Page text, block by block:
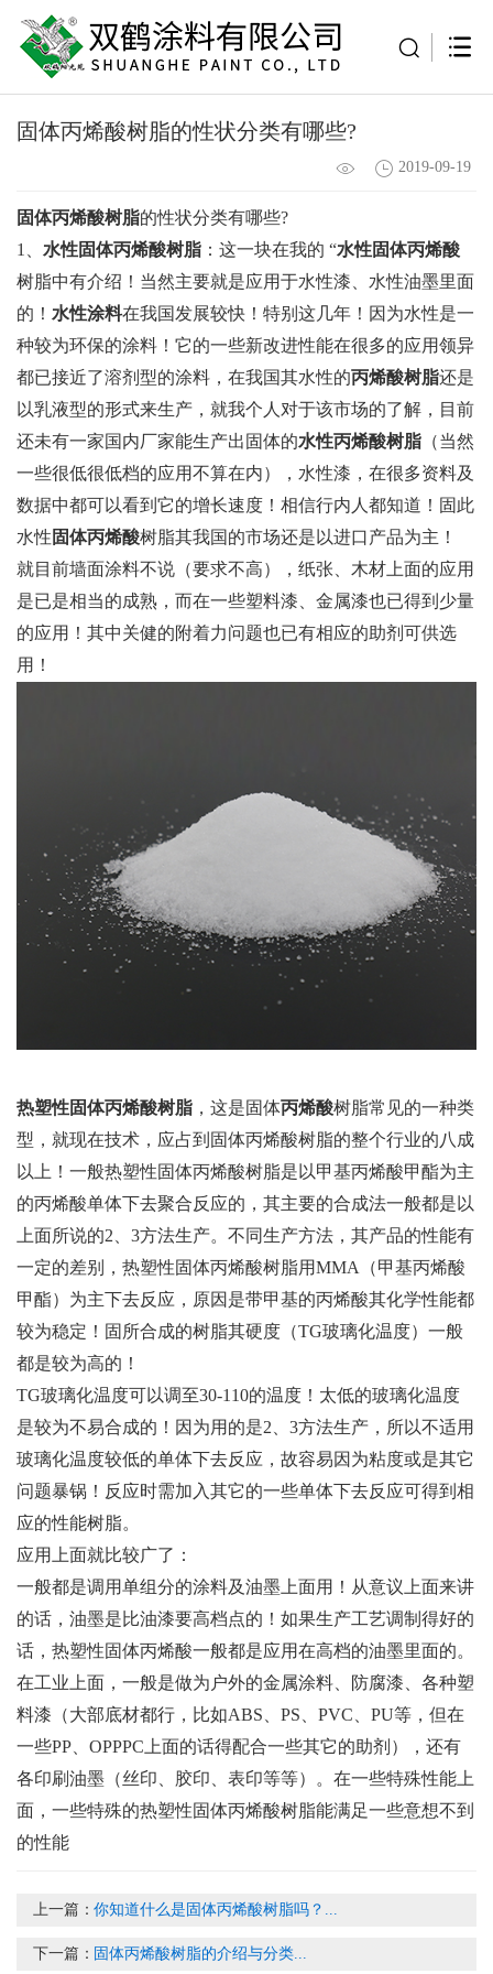
固体丙烯酸树脂的性状分类有哪些?
2019-09-19
固体丙烯酸树脂的性状分类有哪些?
1、 水性固体丙烯酸树脂 ：这一块在我的 “水性固体丙烯酸
树脂中有介绍！当然主要就是应用于水性漆、水性油墨里面
的！ 水性涂料在我国发展较快！特别这几年！因为水性是一
种较为环保的涂料！它的一些新改进性能在很多的应用领异
都已接近了溶剂型的涂料，在我国其水性的丙烯酸树脂还是
以乳液型的形式来生产，就我个人对于该市场的了解，目前
还未有一家国内厂家能生产出固体的水性丙烯酸树脂 （当然
一些很低很低档的应用不算在内），水性漆，在很多资料及
数据中都可以看到它的增长速度！相信行内人都知道！固此
水性 固体丙烯酸树脂其我国的市场还是以进口产品为主！
就目前墙面涂料不说（要求不高），纸张、木材上面的应用
是已是相当的成熟，而在一些塑料漆、金属漆也已得到少量
的应用！其中关健的附着力问题也已有相应的助剂可供选
用！
热塑性固体丙烯酸树脂 ，这是固体丙烯酸树脂常见的一种类
型，就现在技术，应占到固体丙烯酸树脂的整个行业的八成
以上！一般热塑性固体丙烯酸树脂是以甲基丙烯酸甲酯为主
的丙烯酸单体下去聚合反应的，其主要的合成法一般都是以
上面所说的2、3方法生产。不同生产方法，其产品的性能有
一定的差别，热塑性固体丙烯酸树脂用MMA（甲基丙烯酸
甲酯）为主下去反应，原因是带甲基的丙烯酸其化学性能都
较为稳定！固所合成的树脂其硬度（TG玻璃化温度）一般
都是较为高的！
TG玻璃化温度可以调至30-110的温度！太低的玻璃化温度
是较为不易合成的！因为用的是2、3方法生产，所以不适用
玻璃化温度较低的单体下去反应，故容易因为粘度或是其它
问题暴锅！反应时需加入其它的一些单体下去反应可得到相
应的性能树脂。
应用上面就比较广了：
一般都是调用单组分的涂料及油墨上面用！从意议上面来讲
的话，油墨是比油漆要高档点的！如果生产工艺调制得好的
话，热塑性固体丙烯酸一般都是应用在高档的油墨里面的。
在工业上面，一般是做为户外的金属涂料、防腐漆、各种塑
料漆（大部底材都行，比如ABS、PS、PVC、PU等，但在
一些PP、OPPPC上面的话得配合一些其它的助剂），还有
各印刷油墨（丝印、胶印、表印等等）。在一些特殊性能上
面，一些特殊的热塑性固体丙烯酸树脂能满足一些意想不到
的性能
上一篇：你知道什么是固体丙烯酸树脂吗？...
下一篇： 固体丙烯酸树脂的介绍与分类...